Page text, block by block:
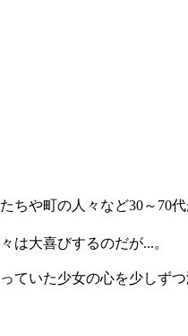
ちや町の人々など30～70
は大喜びするのだが...。
いた少女の心を少しずつ